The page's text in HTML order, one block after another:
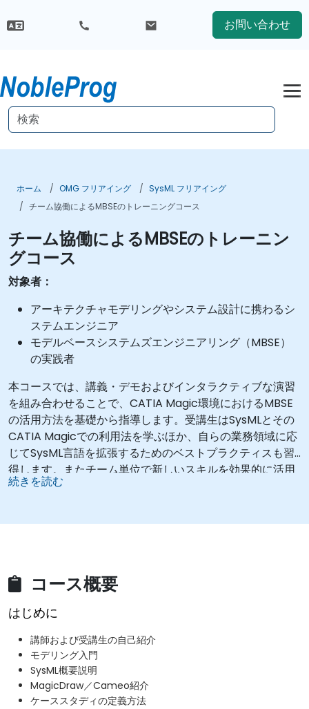
お問い合わせ
ホーム OMG フリアイング
SysML フリアイング
チーム協働によるMBSEのトレーニングコース
チーム協働によるMBSEのトレーニン
グコース
対象者：
アーキテクチャモデリングやシステム設計に携わるシ
ステムエンジニア
モデルベースシステムズエンジニアリング（MBSE）
の実践者
本コースでは、講義・デモおよびインタラクティブな演習
を組み合わせることで、CATIA Magic環境におけるMBSE
の活用方法を基礎から指導します。受講生はSysMLとその
CATIA Magicでの利用法を学ぶほか、自らの業務領域に応
じてSysML言語を拡張するためのベストプラクティスも習
得します。またチーム単位で新しいスキルを効果的に活用
できるよう、協働手法についても学んでいきます。
続きを読む
コース概要
はじめに
講師および受講生の自己紹介
モデリング入門
SysML概要説明
MagicDraw／Cameo紹介
ケーススタディの定義方法